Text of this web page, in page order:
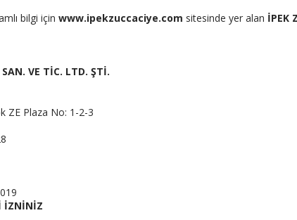
bilgi için www.ipekzuccaciye.com sitesinde yer alan İPEK
VE TİC. LTD. ŞTİ.
ZE Plaza No: 1-2-3
İZNİNİZ